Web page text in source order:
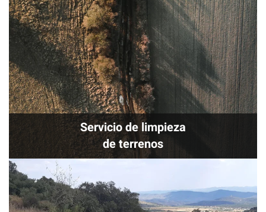
Servicio de limpieza
de terrenos